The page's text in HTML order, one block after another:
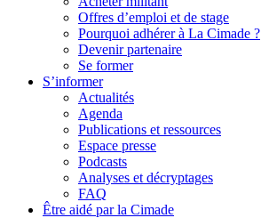
Offres d’emploi et de stage
Pourquoi adhérer à La Cimade ?
Devenir partenaire
Se former
S’informer
Actualités
Agenda
Publications et ressources
Espace presse
Podcasts
Analyses et décryptages
FAQ
Être aidé par la Cimade